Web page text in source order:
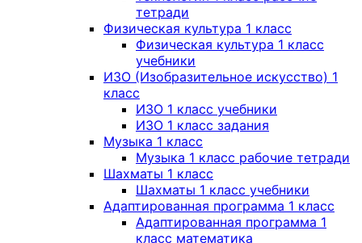
тетради
Физическая культура 1 класс
Физическая культура 1 класс
учебники
ИЗО (Изобразительное искусство) 1
класс
ИЗО 1 класс учебники
ИЗО 1 класс задания
Музыка 1 класс
Музыка 1 класс рабочие тетради
Шахматы 1 класс
Шахматы 1 класс учебники
Адаптированная программа 1 класс
Адаптированная программа 1
класс математика